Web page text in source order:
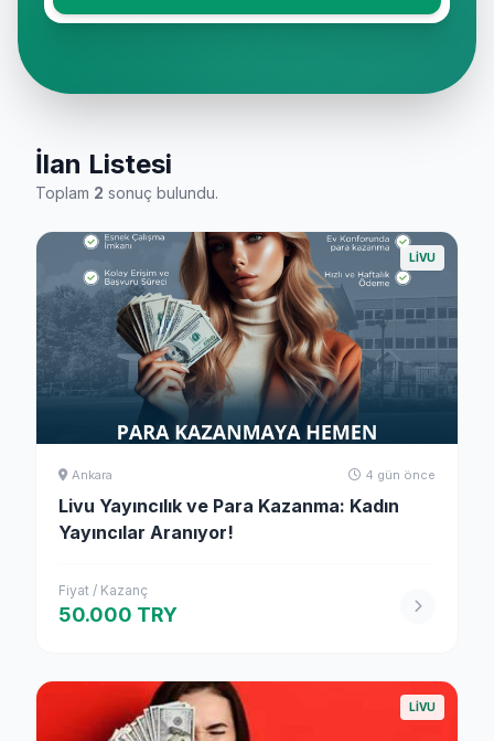
İlan Listesi
Toplam 2 sonuç bulundu.
LIVU
Ankara 4 gün önce
Livu Yayıncılık ve Para Kazanma: Kadın
Yayıncılar Aranıyor!
Fiyat / Kazanç
50.000 TRY
LIVU